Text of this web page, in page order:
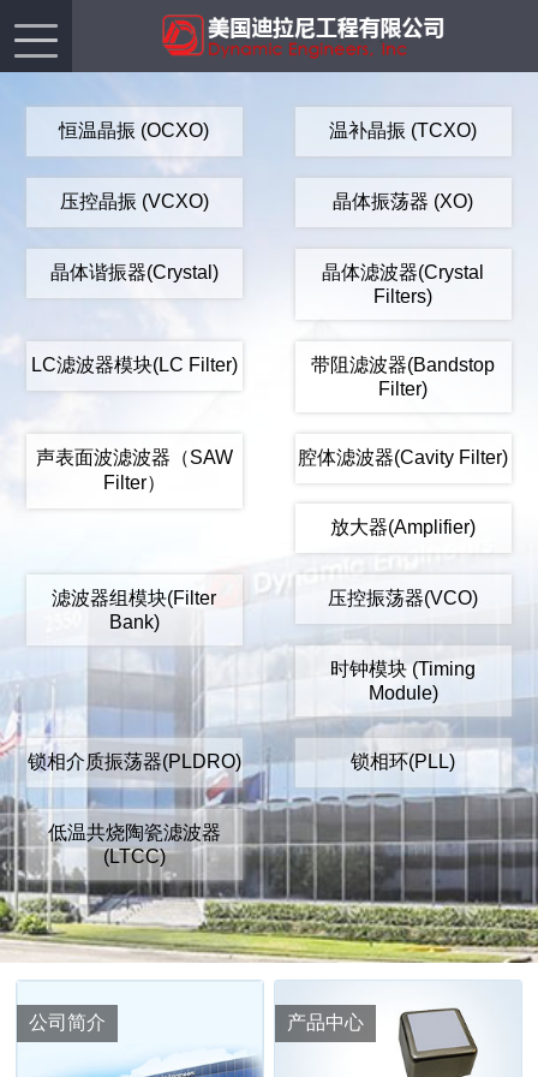
恒温晶振 (OCXO) 温补晶振 (TCXO)
压控晶振 (VCXO) 晶体振荡器 (XO)
晶体谐振器(Crystal)
晶体滤波器(Crystal
Filters)
LC滤波器模块(LC Filter)
带阻滤波器(Bandstop
Filter)
声表面波滤波器（SAW
Filter）
腔体滤波器(Cavity Filter)
放大器(Amplifier)
滤波器组模块(Filter
Bank)
压控振荡器(VCO)
时钟模块 (Timing
Module)
锁相介质振荡器(PLDRO) 锁相环(PLL)
低温共烧陶瓷滤波器
(LTCC)
公司简介 产品中心